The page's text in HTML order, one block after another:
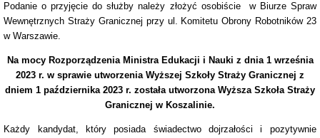
Podanie o przyjęcie do służby należy złożyć osobiście w Biurze Spraw
Wewnętrznych Straży Granicznej przy ul. Komitetu Obrony Robotników 23
w Warszawie.
Na mocy Rozporządzenia Ministra Edukacji i Nauki z dnia 1 września
2023 r. w sprawie utworzenia Wyższej Szkoły Straży Granicznej z
dniem 1 października 2023 r. została utworzona Wyższa Szkoła Straży
Granicznej w Koszalinie.
Każdy kandydat, który posiada świadectwo dojrzałości i pozytywnie